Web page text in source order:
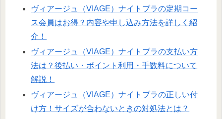
ヴィアージュ（VIAGE）ナイトブラの定期コー
ス会員はお得？内容や申し込み方法を詳しく紹
介！
ヴィアージュ（VIAGE）ナイトブラの支払い方
法は？後払い・ポイント利用・手数料について
解説！
ヴィアージュ（VIAGE）ナイトブラの正しい付
け方！サイズが合わないときの対処法とは？